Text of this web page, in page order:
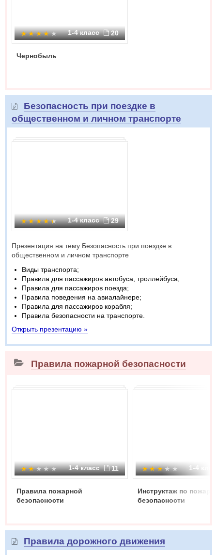
1-4 класс 20
Чернобыль
Безопасность при поездке в
общественном и личном транспорте
1-4 класс 29
Презентация на тему Безопасность при поездке в
общественном и личном транспорте
Виды транспорта;
Правила для пассажиров автобуса, троллейбуса;
Правила для пассажиров поезда;
Правила поведения на авиалайнере;
Правила для пассажиров корабля;
Правила безопасности на транспорте.
Открыть презентацию »
Правила пожарной безопасности
1-4 класс 11
Правила пожарной
безопасности
1-4
Инструктаж по
безопасности
Правила дорожного движения